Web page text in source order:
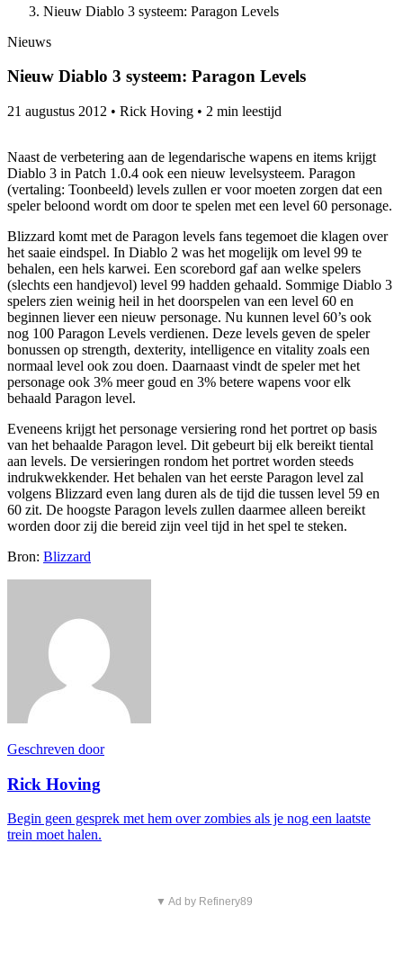
Nieuw Diablo 3 systeem: Paragon Levels
Nieuws
Nieuw Diablo 3 systeem: Paragon Levels
21 augustus 2012 • Rick Hoving • 2 min leestijd
Naast de verbetering aan de legendarische wapens en items krijgt
Diablo 3 in Patch 1.0.4 ook een nieuw levelsysteem. Paragon
(vertaling: Toonbeeld) levels zullen er voor moeten zorgen dat een
speler beloond wordt om door te spelen met een level 60 personage.
Blizzard komt met de Paragon levels fans tegemoet die klagen over
het saaie eindspel. In Diablo 2 was het mogelijk om level 99 te
behalen, een hels karwei. Een scorebord gaf aan welke spelers
(slechts een handjevol) level 99 hadden gehaald. Sommige Diablo 3
spelers zien weinig heil in het doorspelen van een level 60 en
beginnen liever een nieuw personage. Nu kunnen level 60’s ook
nog 100 Paragon Levels verdienen. Deze levels geven de speler
bonussen op strength, dexterity, intelligence en vitality zoals een
normaal level ook zou doen. Daarnaast vindt de speler met het
personage ook 3% meer goud en 3% betere wapens voor elk
behaald Paragon level.
Eveneens krijgt het personage versiering rond het portret op basis
van het behaalde Paragon level. Dit gebeurt bij elk bereikt tiental
aan levels. De versieringen rondom het portret worden steeds
indrukwekkender. Het behalen van het eerste Paragon level zal
volgens Blizzard even lang duren als de tijd die tussen level 59 en
60 zit. De hoogste Paragon levels zullen daarmee alleen bereikt
worden door zij die bereid zijn veel tijd in het spel te steken.
Bron: Blizzard
Geschreven door
Rick Hoving
Begin geen gesprek met hem over zombies als je nog een laatste
trein moet halen.
▼ Ad by Refinery89